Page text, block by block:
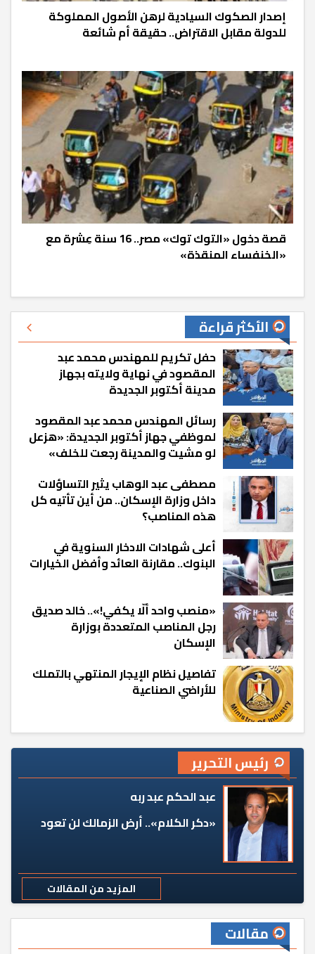
إصدار الصكوك السيادية لرهن الأصول المملوكة
للدولة مقابل الاقتراض.. حقيقة أم شائعة
قصة دخول «التوك توك» مصر.. 16 سنة عِشرة مع
«الخنفساء المنقذة»
الأكثر قراءة
حفل تكريم للمهندس محمد عبد
المقصود في نهاية ولايته بجهاز
مدينة أكتوبر الجديدة
رسائل المهندس محمد عبد المقصود
لموظفي جهاز أكتوبر الجديدة: «هزعل
لو مشيت والمدينة رجعت للخلف»
مصطفى عبد الوهاب يثير التساؤلات
داخل وزارة الإسكان.. من أين تأتيه كل
هذه المناصب؟
أعلى شهادات الادخار السنوية في
البنوك.. مقارنة العائد وأفضل الخيارات
«منصب واحد ألّا يكفي!».. خالد صديق
رجل المناصب المتعددة بوزارة
الإسكان
تفاصيل نظام الإيجار المنتهي بالتملك
للأراضي الصناعية
رئيس التحرير
عبد الحكم عبد ربه
«دكر الكلام».. أرض الزمالك لن تعود
المزيد من المقالات
مقالات